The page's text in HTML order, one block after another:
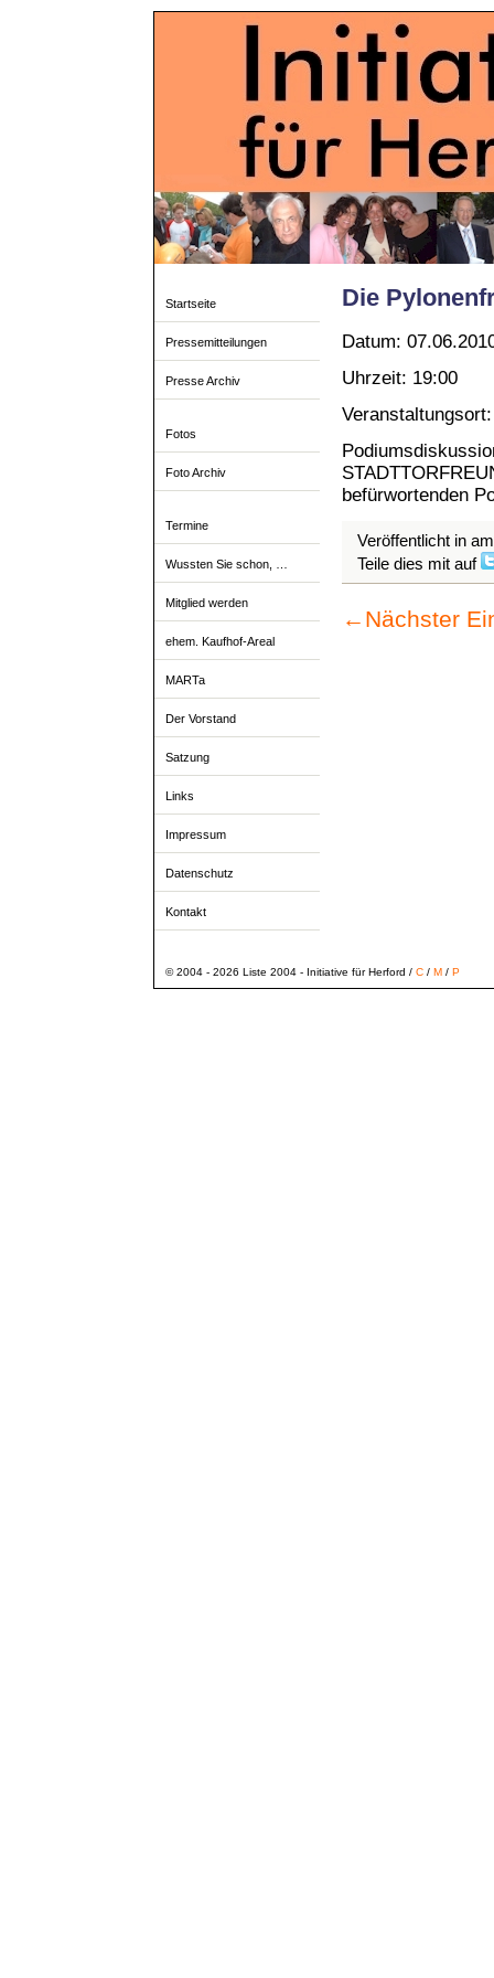
Startseite
Pressemitteilungen
Presse Archiv
Fotos
Foto Archiv
Termine
Wussten Sie schon, …
Mitglied werden
ehem. Kaufhof-Areal
MARTa
Der Vorstand
Satzung
Links
Impressum
Datenschutz
Kontakt
Die
Datum:
Uhrzeit: 19:00
befürwortenden
Veröffentlicht in
Teile dies mit auf
← Nächster
© 2004 - 2026 Liste 2004 - Initiative für Herford / C/ M/ P